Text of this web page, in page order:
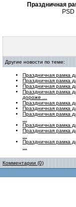
Праздничная
Другие новости по теме:
Праздничная рамка
Праздничная рамка
Праздничная рамка
Праздничная рамка
дороже ...
Праздничная рамка
Праздничная рамка
Праздничная рамка
Праздничная рамка
Праздничная рамка
Праздничная рамка
Комментарии (0)